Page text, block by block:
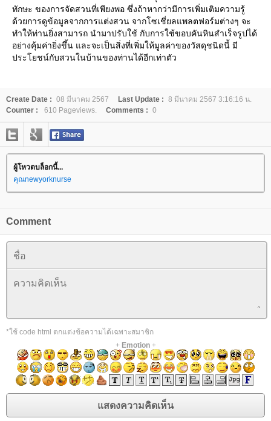
ทักษะ ของการจัดสวนที่เพียงพอ ซึ่งถ้าหากว่ามีการเพิ่มเติมความรู้
ด้วยการดูข้อมูลจากการแต่งสวน จากโซเชี่ยลแพลตฟอร์มต่างๆ จะ
ทำให้ท่านยิ่งสามารถ นำมาปรับใช้ กับการใช้ขอบคันหินสำเร็จรูปได้
อย่างคุ้มค่ายิ่งขึ้น และจะเป็นสิ่งที่เพิ่มให้มูลค่าของวัสดุชนิดนี้ มี
ประโยชน์กับสวนในบ้านของท่านได้อีกเท่าตัว
Create Date : 08 มีนาคม 2567 Last Update : 8 มีนาคม 2567 3:16:16 น.
Counter :
610 Pageviews. Comments : 0
ผู้โหวตบล็อกนี้...
คุณnewyorknurse
Comment
*ใช้ code html ตกแต่งข้อความได้เฉพาะสมาชิก
+ Emotion+